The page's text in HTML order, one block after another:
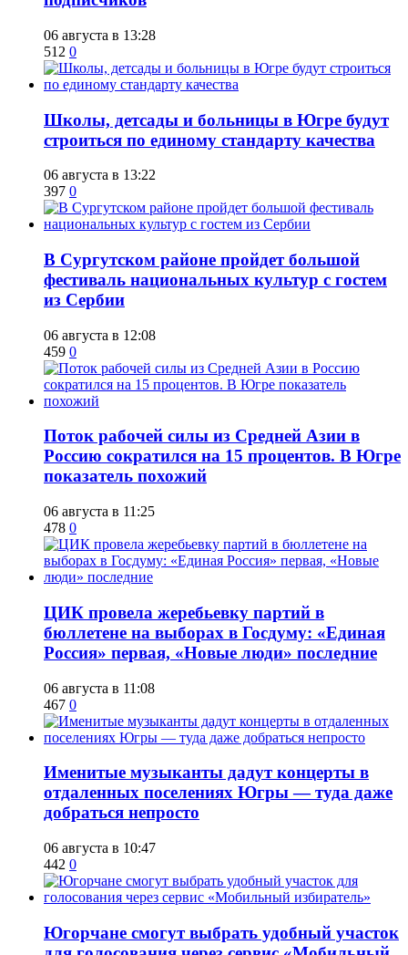
06 августа в 13:28
512 0
Школы, детсады и больницы в Югре будут
строиться по единому стандарту качества
06 августа в 13:22
397 0
В Сургутском районе пройдет большой
фестиваль национальных культур с гостем
из Сербии
06 августа в 12:08
459 0
Поток рабочей силы из Средней Азии в
Россию сократился на 15 процентов. В Югре
показатель похожий
06 августа в 11:25
478 0
ЦИК провела жеребьевку партий в
бюллетене на выборах в Госдуму: «Единая
Россия» первая, «Новые люди» последние
06 августа в 11:08
467 0
Именитые музыканты дадут концерты в
отдаленных поселениях Югры — туда даже
добраться непросто
06 августа в 10:47
442 0
Югорчане смогут выбрать удобный участок